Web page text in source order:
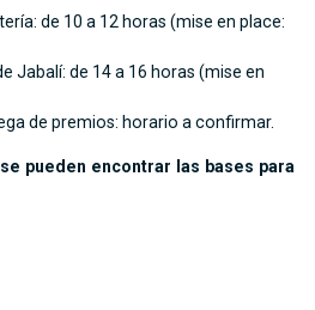
de 10 a 12 horas (mise en place:
Jabalí: de 14 a 16 horas (mise en
de premios: horario a confirmar.
pueden encontrar las bases para